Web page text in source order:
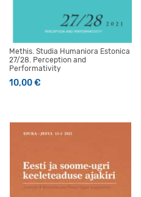
Methis. Studia Humaniora Estonica
27/28. Perception and
Performativity
10,00€